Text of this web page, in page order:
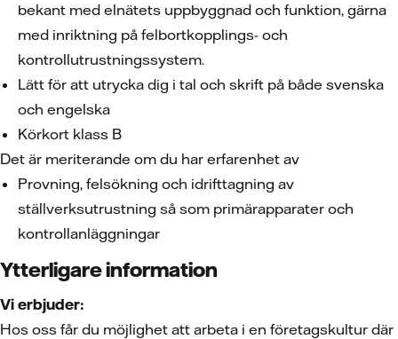
bekant med elnätets uppbyggnad och funktion, gärna
med inriktning på felbortkopplings- och
kontrollutrustningssystem.
Lätt för att utrycka dig i tal och skrift på både svenska
och engelska
Körkort klass B
Det är meriterande om du har erfarenhet av
Provning, felsökning och idrifttagning av
ställverksutrustning så som primärapparater och
kontrollanläggningar
Ytterligare information
Vi erbjuder:
Hos oss får du möjlighet att arbeta i en företagskultur där